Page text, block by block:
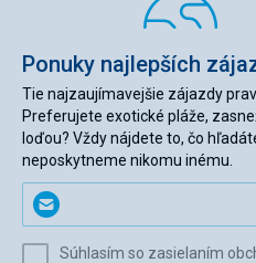
Táto recenzia bola preložená
Ponuky najlepších
Tie najzaujímavejšie zájazdy
Preferujete exotické pláže,
loďou? Vždy nájdete to, čo
neposkytneme nikomu inému.
Zadajte
svoj
Súhlasím so zasielaním